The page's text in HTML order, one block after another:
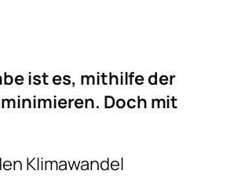
ist es, mithilfe der
Doch mit
Klimawandel